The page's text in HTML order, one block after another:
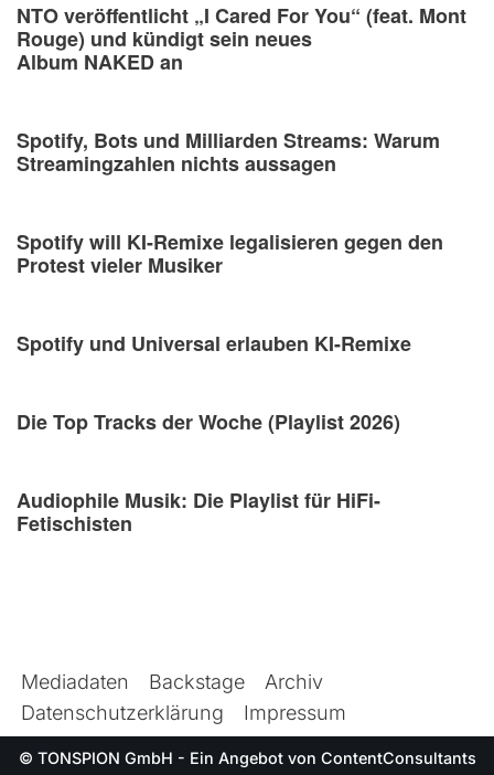
NTO veröffentlicht „I Cared For You“ (feat. Mont
Rouge) und kündigt sein neues
Album NAKED an
Spotify, Bots und Milliarden Streams: Warum
Streamingzahlen nichts aussagen
Spotify will KI-Remixe legalisieren gegen den
Protest vieler Musiker
Spotify und Universal erlauben KI-Remixe
Die Top Tracks der Woche (Playlist 2026)
Audiophile Musik: Die Playlist für HiFi-
Fetischisten
Mediadaten Backstage
Archiv
Datenschutzerklärung
Impressum
© TONSPION GmbH - Ein Angebot von ContentConsultants